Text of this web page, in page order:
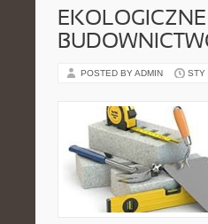
POSTED BY ADMIN STY